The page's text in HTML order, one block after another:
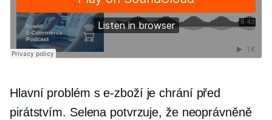
Hlavní problém se-zbožíje chrání před
pirátstvím. Selena potvrzuje, že neoprávněně